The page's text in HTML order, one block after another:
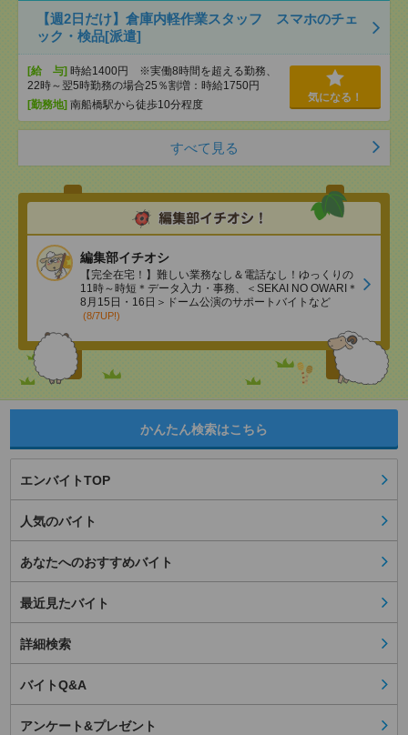
【週2日だけ】倉庫内軽作業スタッフ スマホのチェ
ック・検品[派遣]
[給 与] 時給1400円 ※実働8時間を超える勤務、
22時～翌5時勤務の場合25％割増：時給1750円
[勤務地] 南船橋駅から徒歩10分程度
気になる！
すべて見る
編集部イチオシ
【完全在宅！】難しい業務なし＆電話なし！ゆっくりの
11時～時短＊データ入力・事務、＜SEKAI NO OWARI＊
8月15日・16日＞ドーム公演のサポートバイトなど
(8/7UP!)
かんたん検索はこちら
エンバイトTOP
人気のバイト
あなたへのおすすめバイト
最近見たバイト
詳細検索
バイトQ&A
アンケート&プレゼント